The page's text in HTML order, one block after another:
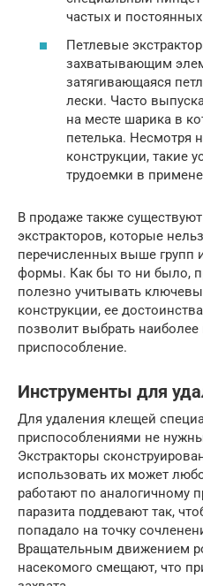
частых и
Петлевые
захватывающим
затягивающаяся
лески. Часто
на месте шарика в
петелька. Несмотря
конструкции, такие
трудоемки в
В продаже также
экстракторов, которые
перечисленных выше групп
формы. Как бы то ни было,
полезно учитывать
конструкции, ее
позволит выбрать
приспособление.
Инструменты для
Для удаления клещей
приспособлениями не
Экстракторы
использовать их может
работают по аналогичному
паразита поддевают так,
попадало на точку
Вращательным движением
насекомого смещают, что